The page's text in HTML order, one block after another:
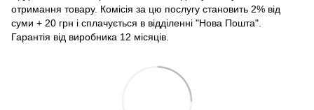
отримання товару. Комісія за цю послугу становить 2% від
суми + 20 грн і сплачується в відділенні "Нова Пошта".
Гарантія від виробника 12 місяців.